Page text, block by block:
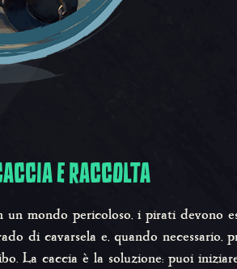
E RACCOLTA
un mondo pericoloso, i pirati devono
di cavarsela e, quando necessario,
La caccia è la soluzione: puoi